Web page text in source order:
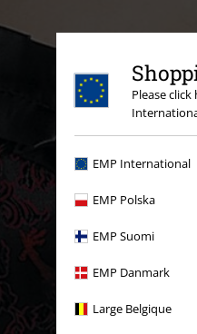
Please
EMP International
EMP Polska
EMP Suomi
EMP Danmark
Large Belgique